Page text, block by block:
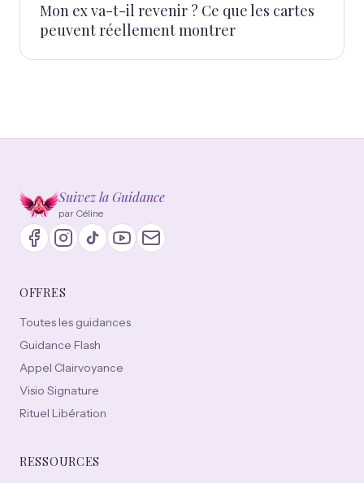
Mon ex va-t-il revenir ? Ce que les cartes
peuvent réellement montrer
Suivez la Guidance
par Céline
OFFRES
Toutes les guidances
Guidance Flash
Appel Clairvoyance
Visio Signature
Rituel Libération
RESSOURCES